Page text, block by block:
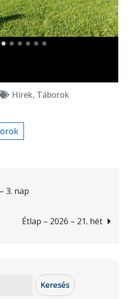
Hírek, Táborok
3. nap
Étlap – 2026 – 21. hét
Keresés